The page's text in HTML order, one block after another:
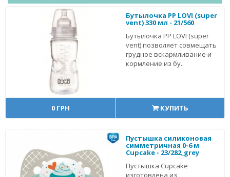
Бутылочка PP LOVI (super
vent) 330 мл - 21/560
Бутылочка PP LOVI (super
vent) позволяет совмещать
грудное вскармливание и
кормление из бу..
0 ГРН КУПИТЬ
Пустышка силиконовая
симметричная 0-6 м
Cupcake - 23/282_grey
Пустышка Cupcake
изготовлена из